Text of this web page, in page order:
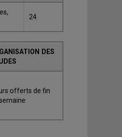
24
DES
offerts de fin